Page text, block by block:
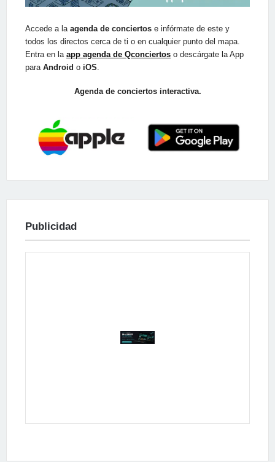
Accede a la agenda de conciertos e infórmate de este y
todos los directos cerca de ti o en cualquier punto del mapa.
Entra en la app agenda de Qconciertos o descárgate la App
para Android o iOS.
Agenda de conciertos interactiva.
Publicidad
Publicidad